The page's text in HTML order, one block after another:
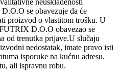
neusklađenosti
se obavezuje da će
proizvod o vlastitom trošku. U
D.O.O obavezao se
od trenutka prijave.U slučaju
nedostatak, imate pravo isti
isporuke na kućnu adresu.
ali ispravnu robu.